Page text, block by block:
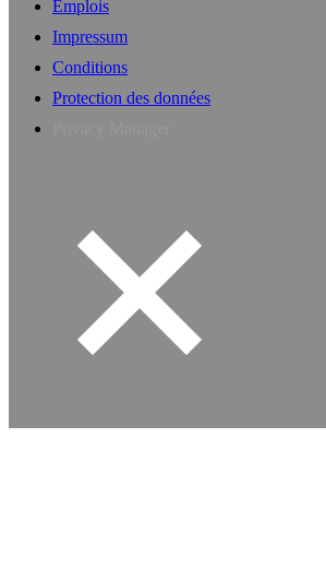
Emplois
Impressum
Conditions
Protection des données